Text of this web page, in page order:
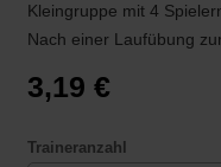
Kleingruppe mit 4
Nach einer Laufübung
3,19 €
Traineranzahl